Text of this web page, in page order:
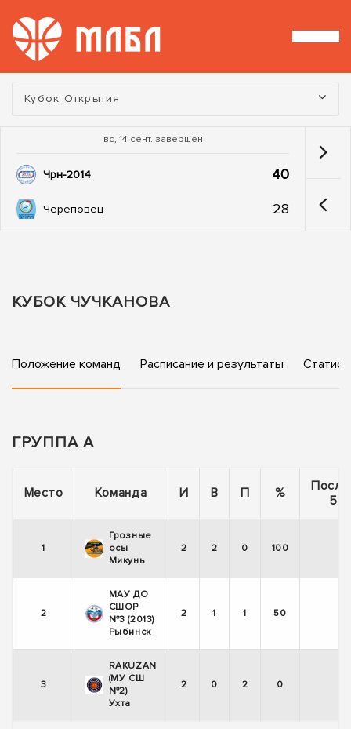
Турнир:
Кубок Открытия
вс, 14 сент. завершен
Чрн-2014 40
Череповец 28
КУБОК ЧУЧКАНОВА
Положение команд Расписание и результаты
ГРУППА А
Место Команда И В П %
5
1
Грозные
осы
Микунь
2 2 0 100
2
МАУ ДО
СШОР
№3 (2013)
Рыбинск
2 1 1 50
3
RAKUZAN
(МУ СШ
№2)
Ухта
2 0 2 0